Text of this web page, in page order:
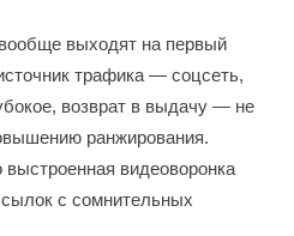
выходят на первый
трафика — соцсеть,
возврат в выдачу — не
ранжирования.
видеоворонка
с сомнительных